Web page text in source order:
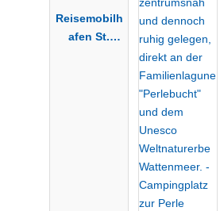
Reisemobilh
afen St.